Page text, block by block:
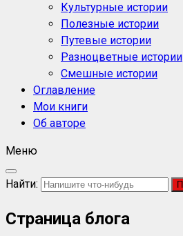
Культурные истории
Полезные истории
Путевые истории
Разноцветные истории
Смешные истории
Оглавление
Мои книги
Об авторе
Меню
Найти:
Страница блога